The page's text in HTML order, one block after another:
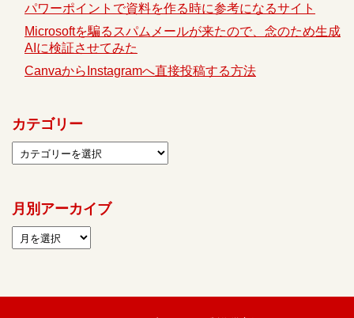
パワーポイントで資料を作る時に参考になるサイト
Microsoftを騙るスパムメールが来たので、念のため生成
AIに検証させてみた
CanvaからInstagramへ直接投稿する方法
カテゴリー
月別アーカイブ